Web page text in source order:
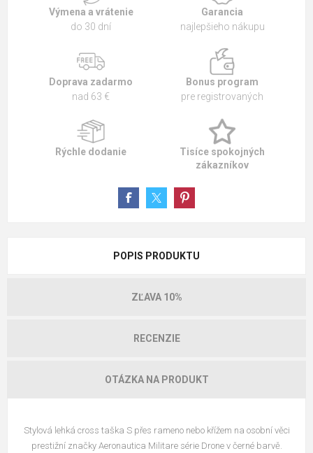
Výmena a vrátenie
do 30 dní
Garancia
najlepšieho nákupu
Doprava zadarmo
nad 63 €
Bonus program
pre registrovaných
Rýchle dodanie
Tisíce spokojných
zákazníkov
POPIS PRODUKTU
ZĽAVA 10%
RECENZIE
OTÁZKA NA PRODUKT
Stylová lehká cross taška S přes rameno nebo křížem na osobní věci
prestižní značky Aeronautica Militare série Drone v černé barvě.